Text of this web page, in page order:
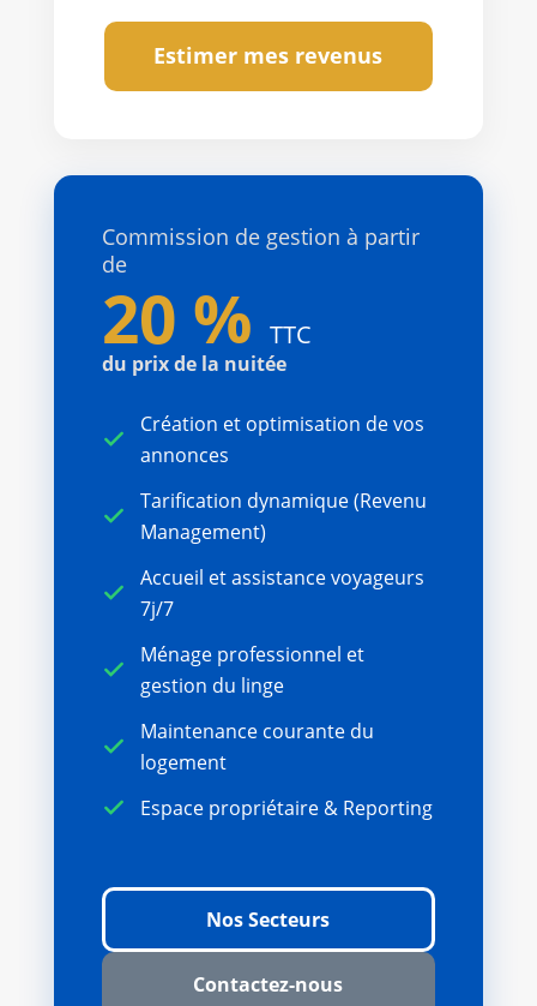
Estimer mes revenus
Commission de gestion à partir
de
20 % TTC
du prix de la nuitée
Création et optimisation de vos
annonces
Tarification dynamique (Revenu
Management)
Accueil et assistance voyageurs
7j/7
Ménage professionnel et
gestion du linge
Maintenance courante du
logement
Espace propriétaire & Reporting
Nos Secteurs
Contactez-nous